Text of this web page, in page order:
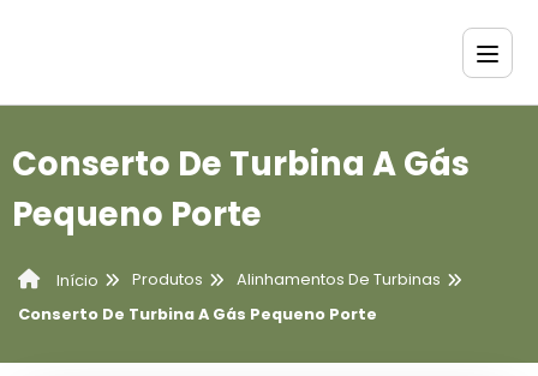
Conserto De Turbina A Gás
Pequeno Porte
Início Produtos
Alinhamentos De Turbinas
Conserto De Turbina A Gás Pequeno Porte